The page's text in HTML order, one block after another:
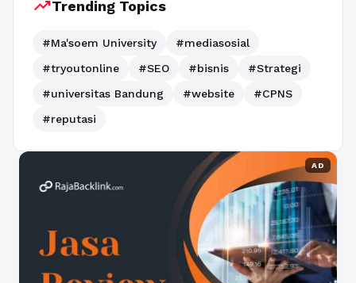
trending_upTrending Topics
#Ma'soem University
#mediasosial
#tryoutonline
#SEO #bisnis
#Strategi
#universitas Bandung
#website
#CPNS
#reputasi
AD